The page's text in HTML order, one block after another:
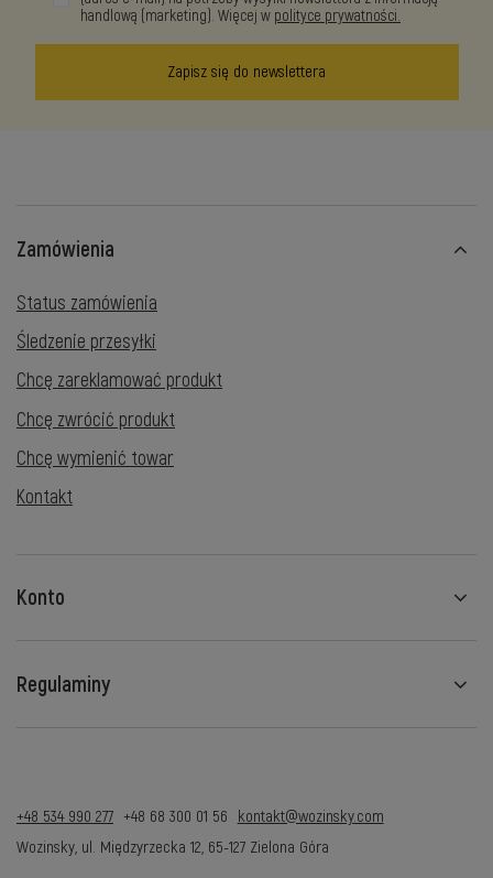
handlową (marketing). Więcej w polityce prywatności.
Zapisz się do newslettera
Zamówienia
Status zamówienia
Śledzenie przesyłki
Chcę zareklamować produkt
Chcę zwrócić produkt
Chcę wymienić towar
Kontakt
Konto
Regulaminy
+48 534 990 277 +48 68 300 01 56 kontakt@wozinsky.com
Wozinsky, ul. Międzyrzecka 12, 65-127 Zielona Góra